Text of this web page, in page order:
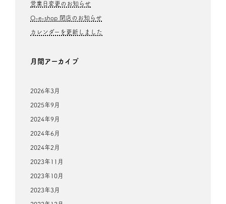
営業日変更のお知らせ
O-e-shop 閉店のお知らせ
カレンダーを更新しました
月間アーカイブ
2026年3月
2025年9月
2024年9月
2024年6月
2024年2月
2023年11月
2023年10月
2023年3月